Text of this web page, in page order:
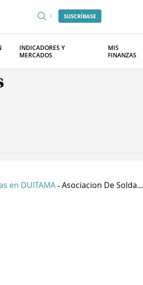
SUSCRÍBASE
INDICADORES Y
MERCADOS
MIS
FINANZAS
en DUITAMA - Asociacion De Solda...